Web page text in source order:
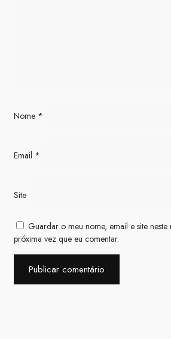
Nome *
Email *
Site
Guardar o meu nome, email e site
próxima vez que eu comentar.